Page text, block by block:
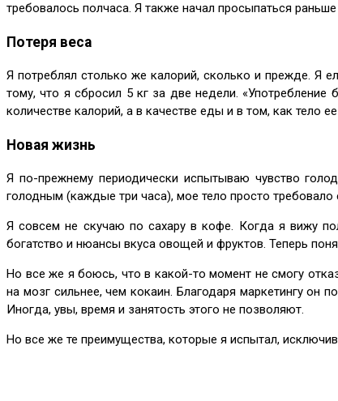
требовалось полчаса. Я также начал просыпаться
Потеря веса
Я потреблял столько же калорий, сколько и прежде. Я
тому, что я сбросил 5 кг за две недели.
количестве калорий, а в качестве еды и в том, как тело
Новая жизнь
Я по-прежнему периодически испытываю чувство
голодным (каждые три часа), мое тело просто
Я совсем не скучаю по сахару в кофе. Когда я вижу
богатство и нюансы вкуса овощей и фруктов. Теперь
Но все же я боюсь, что в какой-то момент не смогу
на мозг сильнее, чем кокаин. Благодаря маркетингу он
Иногда, увы, время и занятость этого не позволяют.
Но все же те преимущества, которые я испытал,